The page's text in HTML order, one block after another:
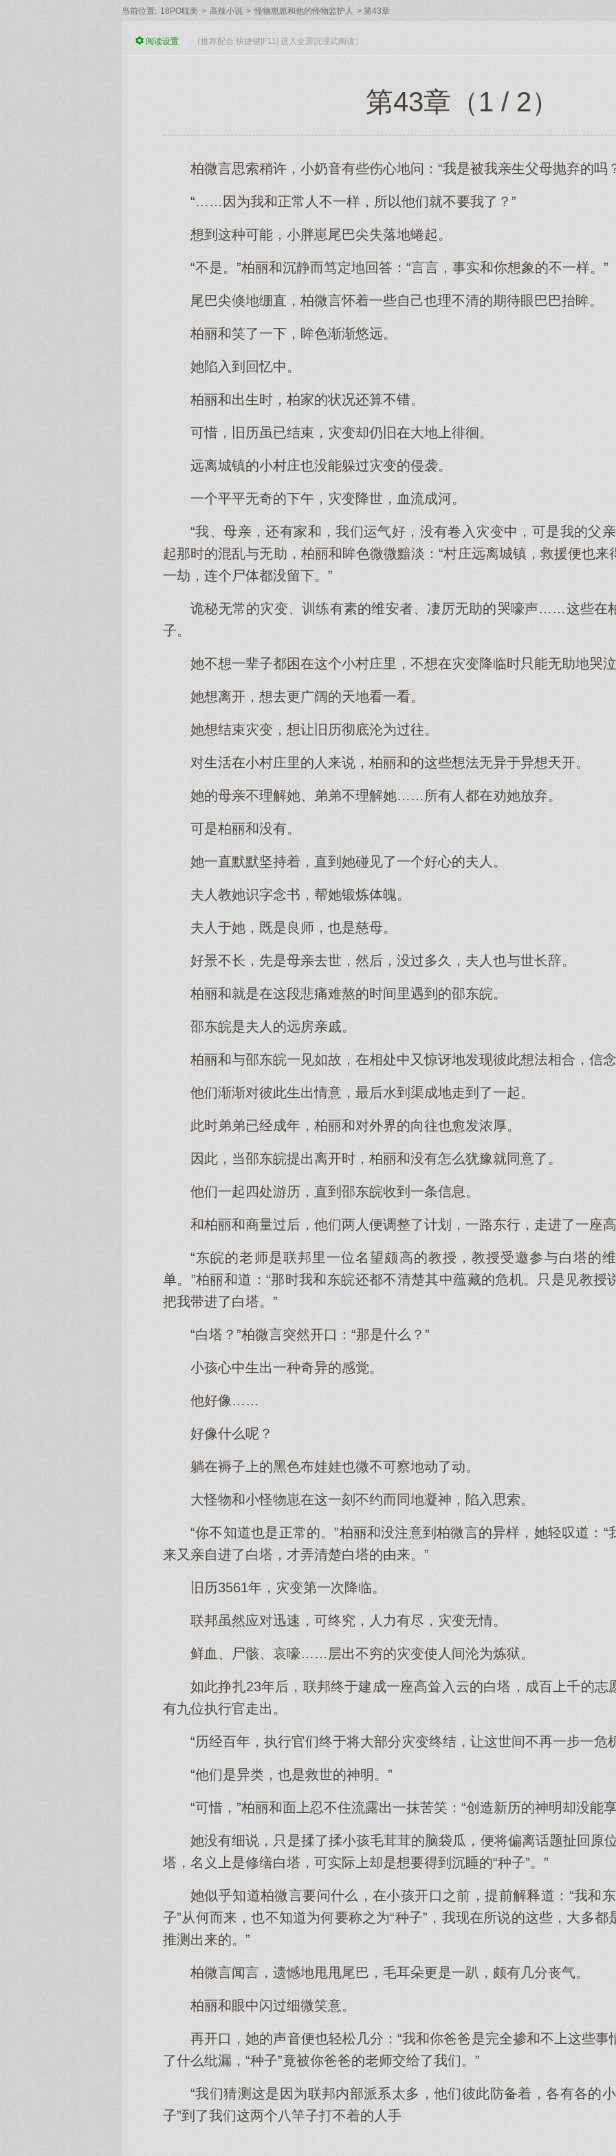
当前位置: 18PO耽美 > 高辣小说 > 怪物崽崽和他的怪物监护人 > 第43章
阅读设置 （推荐配合 快捷键[F11] 进入全屏沉浸式阅读）
第43章（1 / 2）
柏微言思索稍许，小奶音有些伤心地问：“我是被我亲生父母抛弃的吗
“……因为我和正常人不一样，所以他们就不要我了？”
想到这种可能，小胖崽尾巴尖失落地蜷起。
“不是。”柏丽和沉静而笃定地回答：“言言，事实和你想象的不一样。”
尾巴尖倏地绷直，柏微言怀着一些自己也理不清的期待眼巴巴抬眸。
柏丽和笑了一下，眸色渐渐悠远。
她陷入到回忆中。
柏丽和出生时，柏家的状况还算不错。
可惜，旧历虽已结束，灾变却仍旧在大地上徘徊。
远离城镇的小村庄也没能躲过灾变的侵袭。
一个平平无奇的下午，灾变降世，血流成河。
“我、母亲，还有家和，我们运气好，没有卷入灾变中，可是我的父
起那时的混乱与无助，柏丽和眸色微微黯淡：“村庄远离城镇，救援便也
一劫，连个尸体都没留下。”
诡秘无常的灾变、训练有素的维安者、凄厉无助的哭嚎声……这些在
子。
她不想一辈子都困在这个小村庄里，不想在灾变降临时只能无助地哭
她想离开，想去更广阔的天地看一看。
她想结束灾变，想让旧历彻底沦为过往。
对生活在小村庄里的人来说，柏丽和的这些想法无异于异想天开。
她的母亲不理解她、弟弟不理解她……所有人都在劝她放弃。
可是柏丽和没有。
她一直默默坚持着，直到她碰见了一个好心的夫人。
夫人教她识字念书，帮她锻炼体魄。
夫人于她，既是良师，也是慈母。
好景不长，先是母亲去世，然后，没过多久，夫人也与世长辞。
柏丽和就是在这段悲痛难熬的时间里遇到的邵东皖。
邵东皖是夫人的远房亲戚。
柏丽和与邵东皖一见如故，在相处中又惊讶地发现彼此想法相合，信
他们渐渐对彼此生出情意，最后水到渠成地走到了一起。
此时弟弟已经成年，柏丽和对外界的向往也愈发浓厚。
因此，当邵东皖提出离开时，柏丽和没有怎么犹豫就同意了。
他们一起四处游历，直到邵东皖收到一条信息。
和柏丽和商量过后，他们两人便调整了计划，一路东行，走进了一座
“东皖的老师是联邦里一位名望颇高的教授，教授受邀参与白塔的
单。”柏丽和道：“那时我和东皖还都不清楚其中蕴藏的危机。只是见教授
把我带进了白塔。”
“白塔？”柏微言突然开口：“那是什么？”
小孩心中生出一种奇异的感觉。
他好像……
好像什么呢？
躺在褥子上的黑色布娃娃也微不可察地动了动。
大怪物和小怪物崽在这一刻不约而同地凝神，陷入思索。
“你不知道也是正常的。”柏丽和没注意到柏微言的异样，她轻叹道：
来又亲自进了白塔，才弄清楚白塔的由来。”
旧历3561年，灾变第一次降临。
联邦虽然应对迅速，可终究，人力有尽，灾变无情。
鲜血、尸骸、哀嚎……层出不穷的灾变使人间沦为炼狱。
如此挣扎23年后，联邦终于建成一座高耸入云的白塔，成百上千的志
有九位执行官走出。
“历经百年，执行官们终于将大部分灾变终结，让这世间不再一步一危
“他们是异类，也是救世的神明。”
“可惜，”柏丽和面上忍不住流露出一抹苦笑：“创造新历的神明却没能
她没有细说，只是揉了揉小孩毛茸茸的脑袋瓜，便将偏离话题扯回原
塔，名义上是修缮白塔，可实际上却是想要得到沉睡的“种子”。”
她似乎知道柏微言要问什么，在小孩开口之前，提前解释道：“我和
子”从何而来，也不知道为何要称之为“种子”，我现在所说的这些，大多
推测出来的。”
柏微言闻言，遗憾地甩甩尾巴，毛耳朵更是一趴，颇有几分丧气。
柏丽和眼中闪过细微笑意。
再开口，她的声音便也轻松几分：“我和你爸爸是完全掺和不上这些
了什么纰漏，“种子”竟被你爸爸的老师交给了我们。”
“我们猜测这是因为联邦内部派系太多，他们彼此防备着，各有各的
子”到了我们这两个八竿子打不着的人手